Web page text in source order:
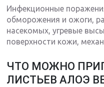
Инфекционные
обморожения и ожоги,
насекомых, угревые
поверхности кожи,
ЧТО МОЖНО
ЛИСТЬЕВ АЛОЭ